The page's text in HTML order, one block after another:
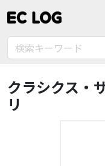
クラシクス・
リ